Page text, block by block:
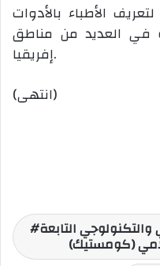
الأطباء بالأدوات
في العديد من مناطق
إفريقيا.
(انتهى)
والتكنولوجي التابعة
(كومستيك)